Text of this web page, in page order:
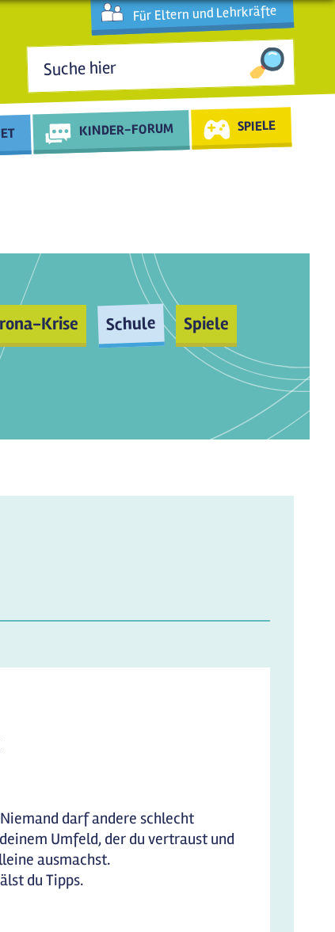
Für Eltern und Lehrkräfte
Suchformular
KINDER-FORUM SPIELE
Krise Schule Spiele
darf andere schlecht
Umfeld, der du vertraust und
ausmachst.
du Tipps.